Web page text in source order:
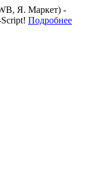
Я. Маркет) -
Подробнее